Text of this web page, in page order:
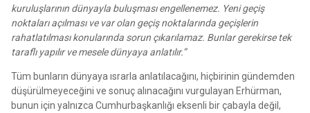
kuruluşlarının dünyayla buluşması engellenemez. Yeni geçiş
noktaları açılması ve var olan geçiş noktalarında geçişlerin
rahatlatılması konularında sorun çıkarılamaz. Bunlar gerekirse tek
taraflı yapılır ve mesele dünyaya anlatılır.”
Tüm bunların dünyaya ısrarla anlatılacağını, hiçbirinin gündemden
düşürülmeyeceğini ve sonuç alınacağını vurgulayan Erhürman,
bunun için yalnızca Cumhurbaşkanlığı eksenli bir çabayla değil,